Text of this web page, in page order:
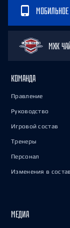
МХК
КОМАНДА
Правление
Руководство
Игровой состав
Тренеры
Персонал
Изменения в
МЕДИА